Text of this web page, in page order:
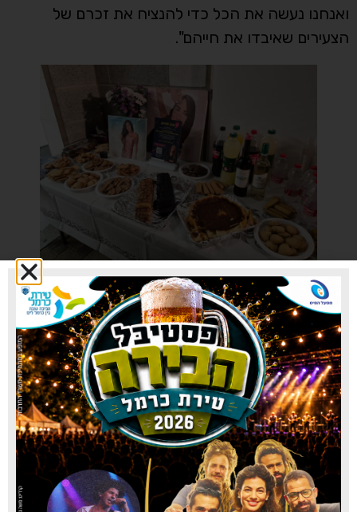
ואנחנו נעשה את הכל כדי להנציח את זכרם של
הצעירים שאיבדו את חייהם".